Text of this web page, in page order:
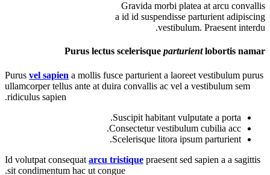
Gravida morbi platea at arcu convallis
a id id suspendisse parturient adipiscing
vestibulum. Praesent interdu.
Purus lectus scelerisque parturientlobortis namar
Purus vel sapien a mollis fusce parturient a laoreet vestibulum purus
ullamcorper tellus ante at duira convallis ac vel a vestibulum sem
ridiculus sapien.
Suscipit habitant vulputate a porta.
Consectetur vestibulum cubilia acc.
Scelerisque litora ipsum parturient.
Id volutpat consequat arcu tristique praesent sed sapien a a sagittis
sit condimentum hac ut congue.